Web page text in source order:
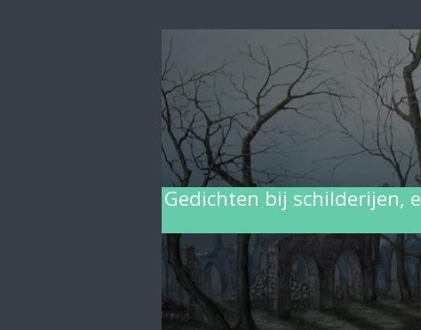
Gedichten bij schilderijen,